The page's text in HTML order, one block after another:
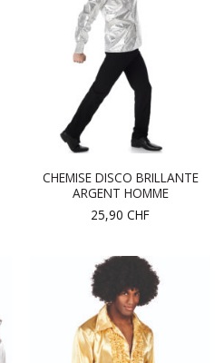
CHEMISE DISCO BRILLANTE
ARGENT HOMME
25,90 CHF